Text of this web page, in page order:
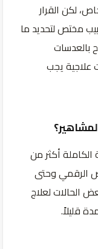
لكن القرار
مختص لتحديد ما
بالعدسات
علاجية يجب
أكثر من
الرقمي وحتى
الحالات لعلاج
قليلاً.